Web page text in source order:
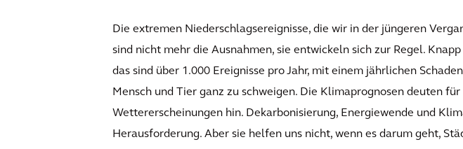
Die extremen Niederschlagsereignisse, die wir in der jüngeren
sind nicht mehr die Ausnahmen, sie entwickeln sich zur Regel.
das sind über 1.000 Ereignisse pro Jahr, mit einem jährlichen
Mensch und Tier ganz zu schweigen. Die Klimaprognosen deuten
Wettererscheinungen hin. Dekarbonisierung, Energiewende und
Herausforderung. Aber sie helfen uns nicht, wenn es darum geht,